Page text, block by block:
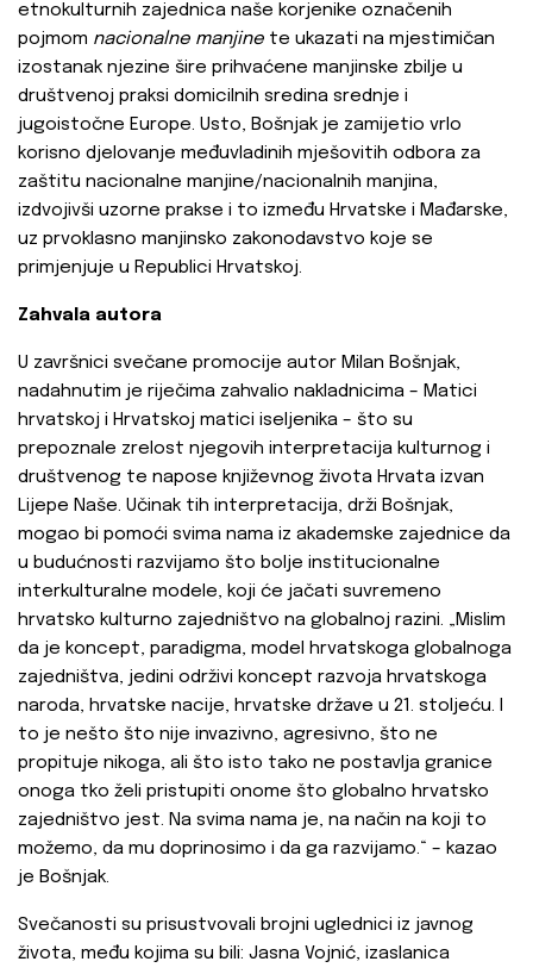
etnokulturnih zajednica naše korjenike označenih
pojmom nacionalne manjine te ukazati na mjestimičan
izostanak njezine šire prihvaćene manjinske zbilje u
društvenoj praksi domicilnih sredina srednje i
jugoistočne Europe. Usto, Bošnjak je zamijetio vrlo
korisno djelovanje međuvladinih mješovitih odbora za
zaštitu nacionalne manjine/nacionalnih manjina,
izdvojivši uzorne prakse i to između Hrvatske i Mađarske,
uz prvoklasno manjinsko zakonodavstvo koje se
primjenjuje u Republici Hrvatskoj.
Zahvala autora
U završnici svečane promocije autor Milan Bošnjak,
nadahnutim je riječima zahvalio nakladnicima – Matici
hrvatskoj i Hrvatskoj matici iseljenika – što su
prepoznale zrelost njegovih interpretacija kulturnog i
društvenog te napose književnog života Hrvata izvan
Lijepe Naše. Učinak tih interpretacija, drži Bošnjak,
mogao bi pomoći svima nama iz akademske zajednice da
u budućnosti razvijamo što bolje institucionalne
interkulturalne modele, koji će jačati suvremeno
hrvatsko kulturno zajedništvo na globalnoj razini. „Mislim
da je koncept, paradigma, model hrvatskoga globalnoga
zajedništva, jedini održivi koncept razvoja hrvatskoga
naroda, hrvatske nacije, hrvatske države u 21. stoljeću. I
to je nešto što nije invazivno, agresivno, što ne
propituje nikoga, ali što isto tako ne postavlja granice
onoga tko želi pristupiti onome što globalno hrvatsko
zajedništvo jest. Na svima nama je, na način na koji to
možemo, da mu doprinosimo i da ga razvijamo.“ – kazao
je Bošnjak.
Svečanosti su prisustvovali brojni uglednici iz javnog
života, među kojima su bili: Jasna Vojnić, izaslanica